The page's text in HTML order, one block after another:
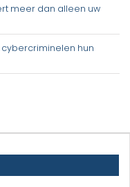
meer dan alleen uw
cybercriminelen hun